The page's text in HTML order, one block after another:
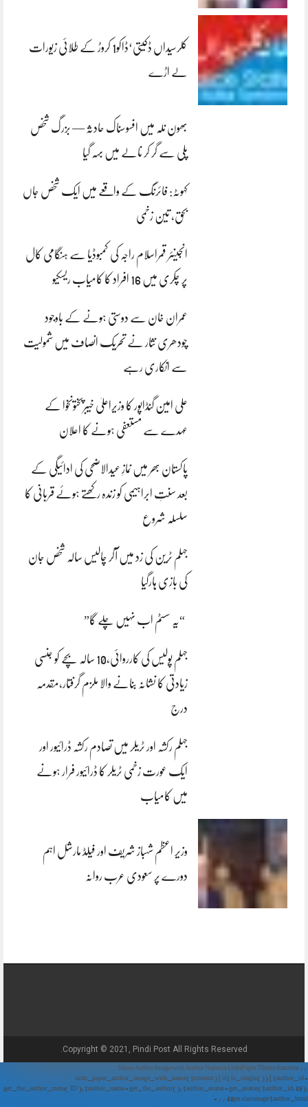
کلرسیداں ڈکیتی‘ڈاکو1 کروڑ کے طلائی زیورات
لے اڑے
بھون نلہ میں افسوسناک حادثہ — بزرگ شخص
پلی سے گر کر نالے میں بہہ گیا
کہوٹہ: فائرنگ کے واقعے میں ایک شخص جاں
بحق، تین زخمی
انجینئر قمراسلام راجہ کی کمبوڈیا سے ہنگامی کال
پر چکری میں 16 افراد کا کامیاب ریسکیو
عمران خان سے دوستی ہونے کے باوجود
چودھری نثار نے تحریک انصاف میں شمولیت
سے انکاری رہے
علی امین گنڈاپور کا وزیراعلیٰ خیبرپختونخوا کے
عہدے سے مستعفی ہونے کا اعلان
پاکستان بھر میں نمازِ عیدالاضحی کی ادائیگی کے
بعد سنتِ ابراہیمی کو زندہ رکھتے ہوئے قربانی کا
سلسلہ شروع
جہلم ٹرین کی زد میں آکر چالیس سالہ شخص جان
کی بازی ہارگیا
“یہ سسٹم اب نہیں چلے گا”
جہلم پولیس کی کارروائی،10 سالہ بچے کو جنسی
زیادتی کا نشانہ بنانے والا ملزم گرفتار،مقدمہ
درج
جہلم رکشہ اور ٹریلر میں تصادم رکشہ ڈرائیور اور
ایک عورت زخمی ٹریلر کا ڈرائیور فرار ہونے
میں کامیاب
وزیر اعظم شہباز شریف اور فیلڈ مارشل اہم
دورے پر سعودی عرب روانہ
Copyright © 2021, Pindi Post All Rights Reserved.
// Show Author Image with Author Name in UrduPaper Theme function
urdu_paper_author_image_with_name($content) { if (is_single()) { $author_id =
get_the_author_meta('ID'); $author_name = get_the_author(); $author_avatar = get_avatar($author_id, 48);
// 48px size image $author_html = '